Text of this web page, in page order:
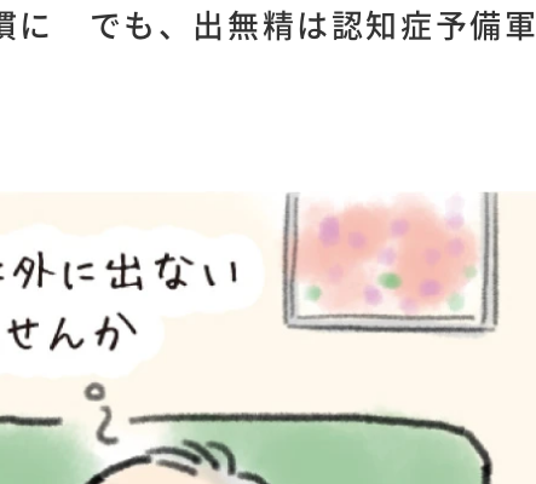
に でも、出無精は認知症予備軍